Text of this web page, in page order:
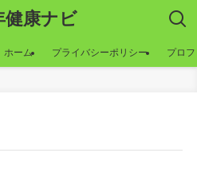
健康ナビ
ホーム プライバシーポリシー プロ